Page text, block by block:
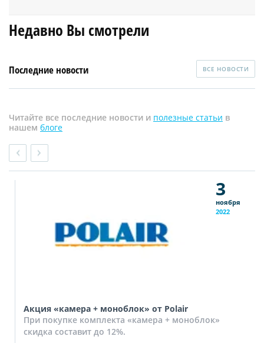
Недавно Вы смотрели
Последние новости ВСЕ НОВОСТИ
Читайте все последние новости и полезные статьи в
нашем блоге
3
ноября
2022
Акция «камера + моноблок» от Polair
При покупке комплекта «камера + моноблок»
скидка составит до 12%.